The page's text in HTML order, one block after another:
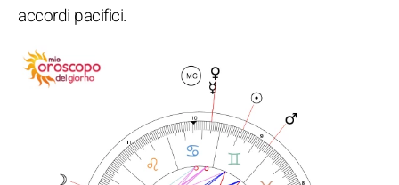
accordi pacifici.